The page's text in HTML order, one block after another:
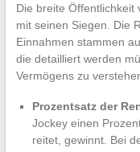
Die breite Öffentlichkeit
mit seinen Siegen. Die
Einnahmen stammen
die detailliert werden
Vermögens zu
Prozentsatz der
Jockey einen
reitet, gewinnt. Bei